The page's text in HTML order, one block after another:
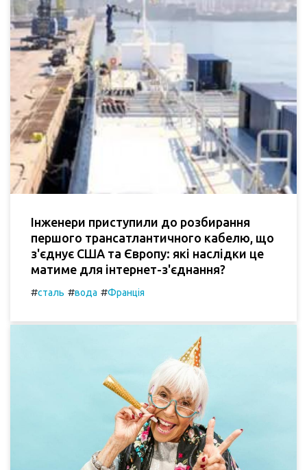
Інженери приступили до розбирання
першого трансатлантичного кабелю, що
з'єднує США та Європу: які наслідки це
матиме для інтернет-з'єднання?
#сталь #вода #Франція